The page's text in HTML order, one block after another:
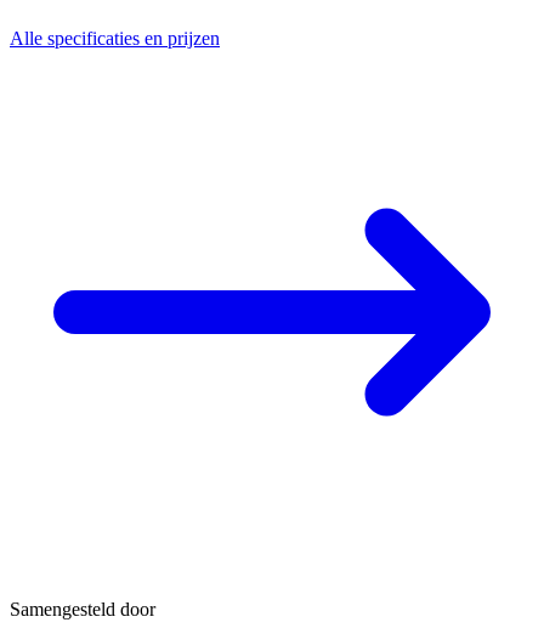
Alle specificaties en prijzen
Samengesteld door